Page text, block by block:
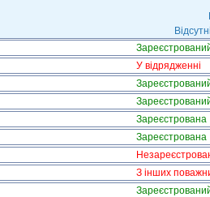
У відрядженні
Зареєстрована
Зареєстрована
З інших